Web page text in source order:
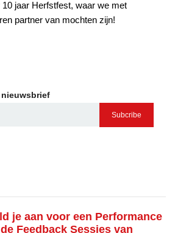
10 jaar Herfstfest, waar we met
partner van mochten zijn!
Subcribe
je aan voor een Performance
Feedback Sessies van